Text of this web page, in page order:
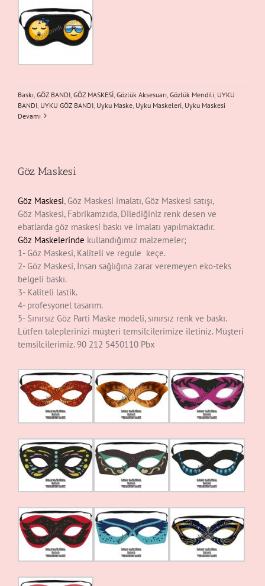
Baskı GÖZ BANDI GÖZ MASKESİ Gözlük Aksesuarı Gözlük Mendili UYKU
BANDI UYKU GÖZ BANDI Uyku Maske Uyku Maskeleri Uyku Maskesi
Devamı
Göz Maskesi
Göz Maskesi, Göz Maskesi imalatı, Göz Maskesi satışı,
Göz Maskesi, Fabrikamzıda, Dilediğiniz renk desen ve
ebatlarda göz maskesi baskı ve imalatı yapılmaktadır.
Göz Maskelerinde kullandığımız malzemeler;
1- Göz Maskesi, Kaliteli ve regule keçe.
2- Göz Maskesi, İnsan sağlığına zarar veremeyen eko-teks
belgeli baskı.
3- Kaliteli lastik.
4- profesyonel tasarım.
5- Sınırsız Göz Parti Maske modeli, sınırsız renk ve baskı.
Lütfen taleplerinizi müşteri temsilcilerimize iletiniz. Müşteri
temsilcilerimiz. 90 212 5450110 Pbx